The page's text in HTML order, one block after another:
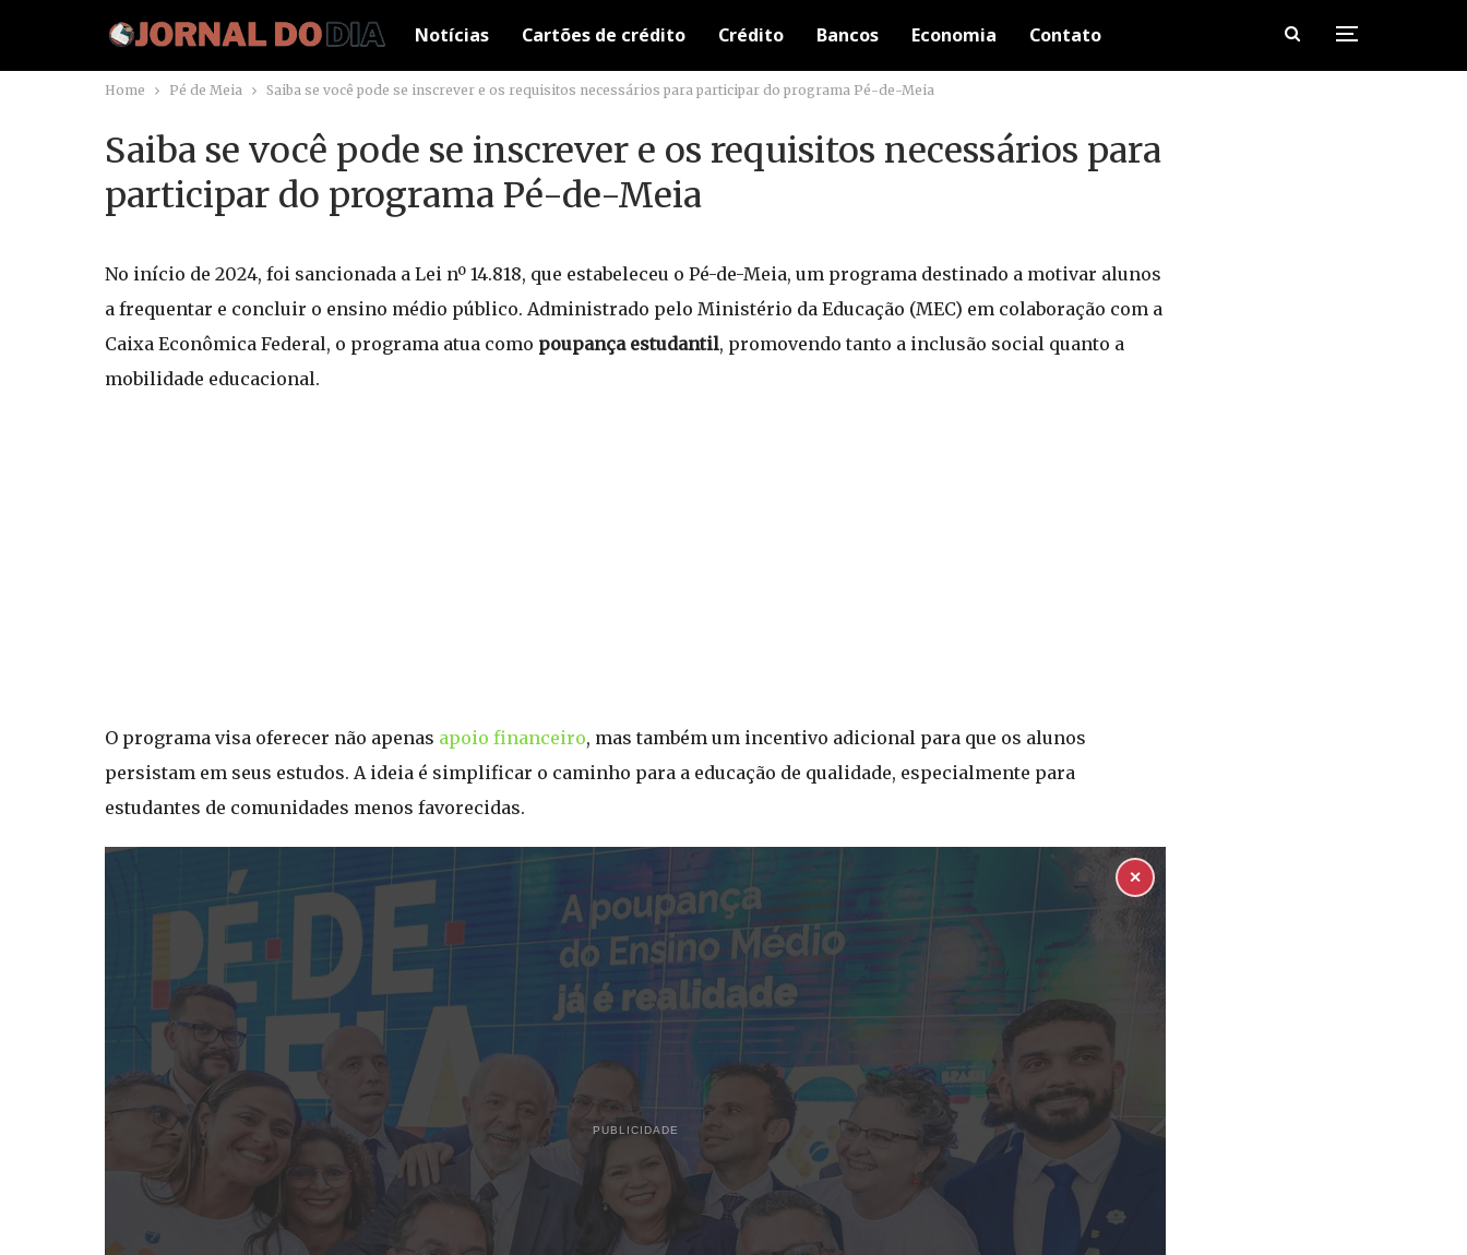
Notícias Cartões de crédito Crédito Bancos Economia Contato
Home Pé de Meia Saiba se você pode se inscrever e os requisitos necessários para participar do programa Pé-de-Meia
Saiba se você pode se inscrever e os requisitos necessários para
participar do programa Pé-de-Meia
No início de 2024, foi sancionada a Lei nº 14.818, que estabeleceu o Pé-de-Meia, um programa destinado a motivar alunos
a frequentar e concluir o ensino médio público. Administrado pelo Ministério da Educação (MEC) em colaboração com a
Caixa Econômica Federal, o programa atua como poupança estudantil, promovendo tanto a inclusão social quanto a
mobilidade educacional.
O programa visa oferecer não apenas apoio financeiro, mas também um incentivo adicional para que os alunos
persistam em seus estudos. A ideia é simplificar o caminho para a educação de qualidade, especialmente para
estudantes de comunidades menos favorecidas.
PUBLICIDADE
✕